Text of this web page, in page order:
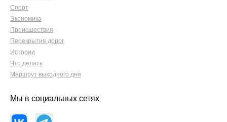
Спорт
Экономика
Происшествия
Перекрытия дорог
Истории
Что делать
Маршрут выходного дня
Мы в социальных сетях